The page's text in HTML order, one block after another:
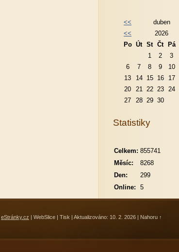
<< duben
<<
2026
Po Út St Čt Pá
1
2 3
6
7 8 9 10
13
14 15 16 17
20
21 22 23 24
27
28 29 30
Statistiky
Online: 5
Celkem: 855741
Měsíc:
8268
Den:
299
eStránky.cz | WebSlice | Tisk | Aktualizováno: 10. 2. 2026 | Nahoru ↑